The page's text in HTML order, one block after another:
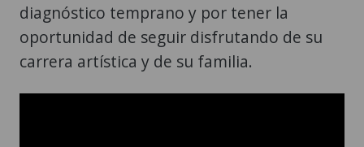
diagnóstico temprano y por tener la
oportunidad de seguir disfrutando de su
carrera artística y de su familia.